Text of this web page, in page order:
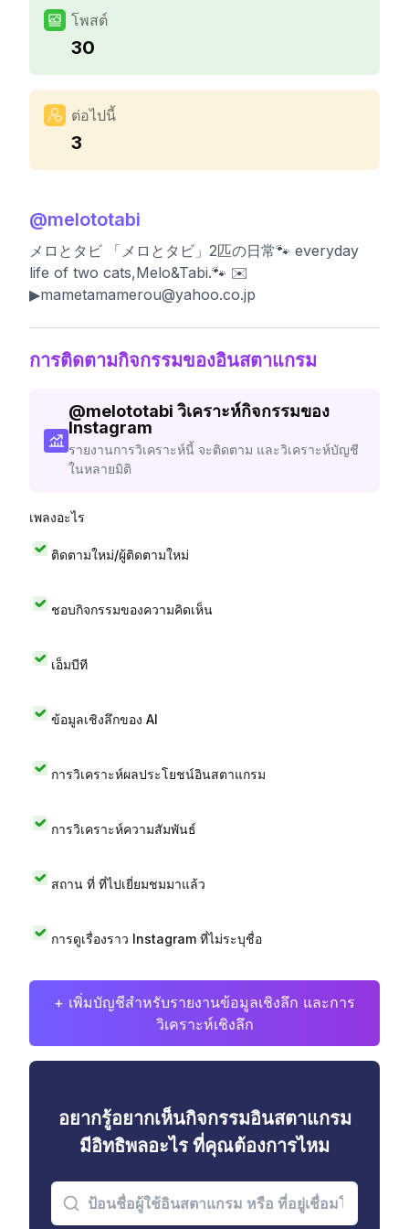
โพสต์
30
ต่อไปนี้
3
@melototabi
メロとタビ 「メロとタビ」2匹の日常🐾 everyday
life of two cats,Melo&Tabi.🐾 ✉️
▶︎mametamamerou@yahoo.co.jp
การติดตามกิจกรรมของอินสตาแกรม
@melototabi วิเคราะห์กิจกรรมของ
Instagram
รายงานการวิเคราะห์นี้ จะติดตาม และวิเคราะห์บัญชี
ในหลายมิติ
เพลงอะไร
ติดตามใหม่/ผู้ติดตามใหม่
ชอบกิจกรรมของความคิดเห็น
เอ็มบีที
ข้อมูลเชิงลึกของ AI
การวิเคราะห์ผลประโยชน์อินสตาแกรม
การวิเคราะห์ความสัมพันธ์
สถาน ที่ ที่ไปเยี่ยมชมมาแล้ว
การดูเรื่องราว Instagram ที่ไม่ระบุชื่อ
+ เพิ่มบัญชีสำหรับรายงานข้อมูลเชิงลึก และการ
วิเคราะห์เชิงลึก
อยากรู้อยากเห็นกิจกรรมอินสตาแกรม
มีอิทธิพลอะไร ที่คุณต้องการไหม